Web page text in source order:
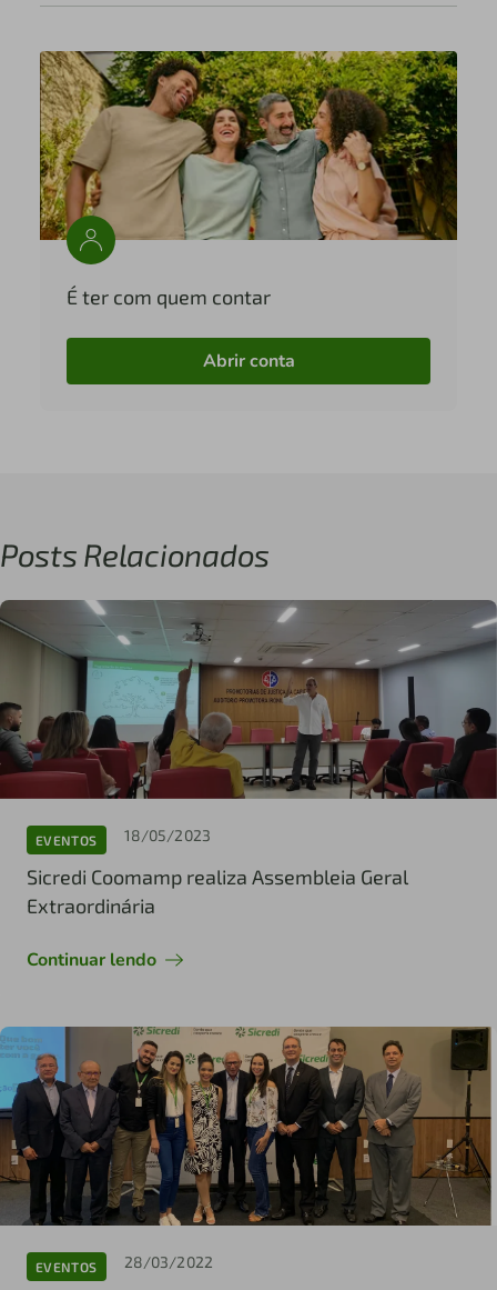
É ter com quem contar
Abrir conta
Posts Relacionados
EVENTOS 18/05/2023
Sicredi Coomamp realiza Assembleia Geral
Extraordinária
Continuar lendo
EVENTOS 28/03/2022